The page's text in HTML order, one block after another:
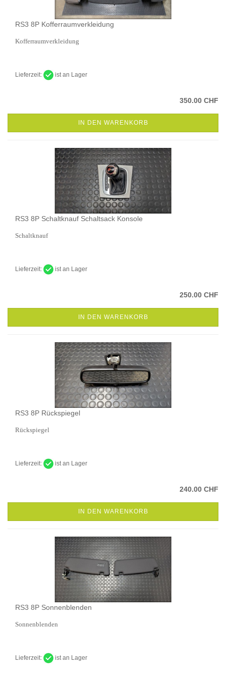
RS3 8P Kofferraumverkleidung
Kofferraumverkleidung
Lieferzeit: ist an Lager
350.00 CHF
IN DEN WARENKORB
RS3 8P Schaltknauf Schaltsack Konsole
Schaltknauf
Lieferzeit: ist an Lager
250.00 CHF
IN DEN WARENKORB
RS3 8P Rückspiegel
Rückspiegel
Lieferzeit: ist an Lager
240.00 CHF
IN DEN WARENKORB
RS3 8P Sonnenblenden
Sonnenblenden
Lieferzeit: ist an Lager